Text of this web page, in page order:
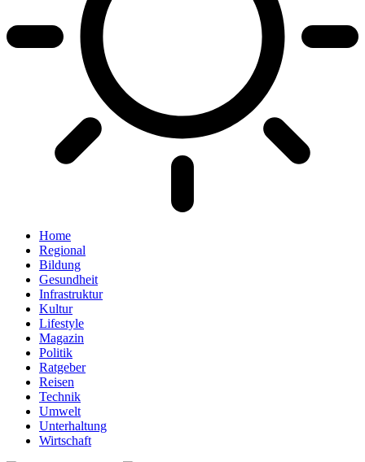
Home
Regional
Bildung
Gesundheit
Infrastruktur
Kultur
Lifestyle
Magazin
Politik
Ratgeber
Reisen
Technik
Umwelt
Unterhaltung
Wirtschaft